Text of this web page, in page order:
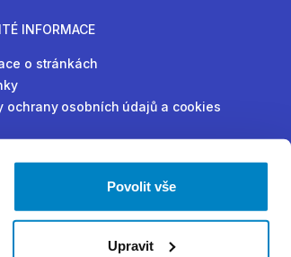
Povolit vše
Upravit
INFORMACE
o stránkách
ochrany osobních údajů a cookies